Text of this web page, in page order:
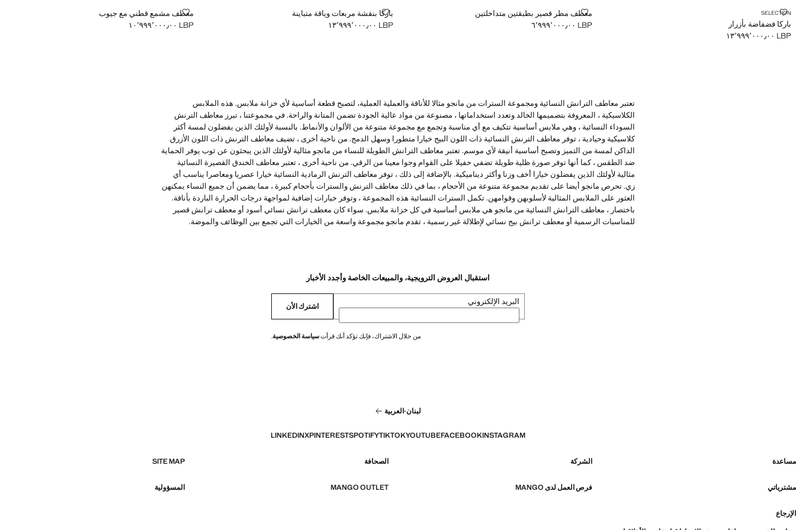
SELECTION
باركا فضفاضة بأزرار
باركا فضفاضة بأزرار
السعر الحالي [LBP ١٣٬٩٩٩٬٠٠٠٫٠٠ ]
LBP ١٣٬٩٩٩٬٠٠٠٫٠٠
معطف مطر قصير بطبقتين متداخلتين
معطف مطر قصير بطبقتين متداخلتين
السعر الحالي [LBP ٦٬٩٩٩٬٠٠٠٫٠٠ ]
LBP ٦٬٩٩٩٬٠٠٠٫٠٠
باركا بنقشة مربعات وياقة متباينة
باركا بنقشة مربعات وياقة متباينة
السعر الحالي [LBP ١٣٬٩٩٩٬٠٠٠٫٠٠ ]
LBP ١٣٬٩٩٩٬٠٠٠٫٠٠
معطف مشمع قطني مع جيوب
معطف مشمع قطني مع جيوب
السعر الحالي [LBP ١٠٬٩٩٩٬٠٠٠٫٠٠ ]
LBP ١٠٬٩٩٩٬٠٠٠٫٠٠
تعتبر معاطف الترانش النسائية ومجموعة السترات من مانجو مثالا للأناقة والعملية العملية، لتصبح قطعة أساسية لأي خزانة ملابس. هذه الملابس
الكلاسيكية ، المعروفة بتصميمها الخالد وتعدد استخداماتها ، مصنوعة من مواد عالية الجودة تضمن المتانة والراحة. في مجموعتنا ، تبرز معاطف الترنش
السوداء النسائية ، وهي ملابس أساسية تتكيف مع أي مناسبة وتجمع مع مجموعة متنوعة من الألوان والأنماط. بالنسبة لأولئك الذين يفضلون لمسة أكثر
كلاسيكية وحيادية ، توفر معاطف الترنش النسائية ذات اللون البيج خيارا متطورا وسهل الدمج. من ناحية أخرى ، تضيف معاطف الترنش ذات اللون الأزرق
الداكن لمسة من التميز وتصبح أساسية أنيقة لأي موسم. تعتبر معاطف الترانش الطويلة للنساء من مانجو مثالية لأولئك الذين يبحثون عن ثوب يوفر الحماية
ضد الطقس ، كما أنها توفر صورة ظلية طويلة تضفي حفيلا على القوام وجوا معينا من الرقي. من ناحية أخرى ، تعتبر معاطف الخندق القصيرة النسائية
مثالية لأولئك الذين يفضلون خيارا أخف وزنا وأكثر ديناميكية. بالإضافة إلى ذلك ، توفر معاطف الترنش الرمادية النسائية خيارا عصريا ومعاصرا يناسب أي
زي. تحرص مانجو أيضا على تقديم مجموعة متنوعة من الأحجام ، بما في ذلك معاطف الترنش والسترات بأحجام كبيرة ، مما يضمن أن جميع النساء يمكنهن
العثور على الملابس المثالية لأسلوبهن وقوامهن. تكمل السترات النسائية هذه المجموعة ، وتوفر خيارات إضافية لمواجهة درجات الحرارة الباردة بأناقة.
باختصار ، معاطف الترانش النسائية من مانجو هي ملابس أساسية في كل خزانة ملابس. سواء كان معطف ترانش نسائي أسود أو معطف ترانش قصير
للمناسبات الرسمية أو معطف ترانش بيج نسائي لإطلالة غير رسمية ، تقدم مانجو مجموعة واسعة من الخيارات التي تجمع بين الوظائف والموضة.
استقبال العروض الترويجية، والمبيعات الخاصة وأجدد الأخبار
البريد الإلكتروني اشترك الأن
من خلال الاشتراك، فإنك تؤكد أنك قرأتسياسة الخصوصية.
لبنان·العربية
INSTAGRAM
FACEBOOK
YOUTUBE
TIKTOK
SPOTIFY
PINTEREST
X
LINKEDIN
مساعدة الشركة الصحافة SITE MAP
مشترياتي فرص العمل لدى MANGO MANGO OUTLET المسؤولية
الإرجاع